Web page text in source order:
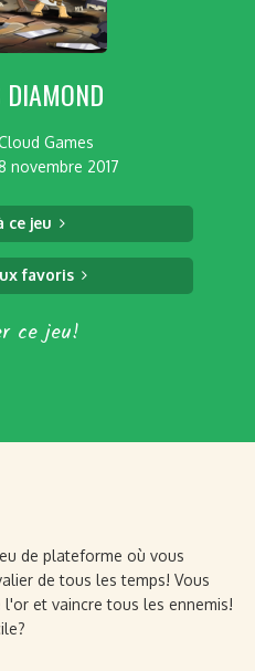
Games
novembre 2017
ce jeu
favoris
ce jeu!
de plateforme où vous
de tous les temps! Vous
et vaincre tous les ennemis!